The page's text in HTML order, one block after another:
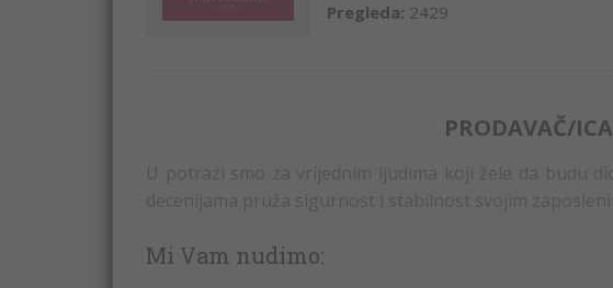
Pregleda: 2429
PRODAVAČ/ICA
Mi Vam nudimo: